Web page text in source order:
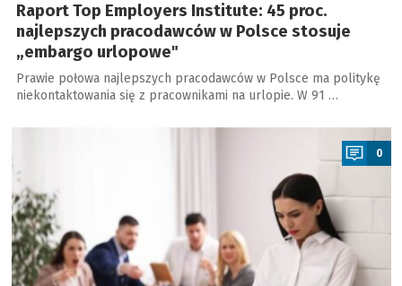
Raport Top Employers Institute: 45 proc.
najlepszych pracodawców w Polsce stosuje
„embargo urlopowe"
Prawie połowa najlepszych pracodawców w Polsce ma politykę
niekontaktowania się z pracownikami na urlopie. W 91 …
0